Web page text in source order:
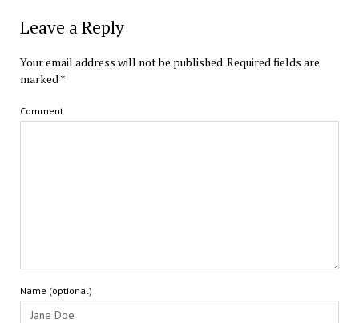
Leave a Reply
Your email address will not be published.Required fields are
marked*
Comment
Name (optional)